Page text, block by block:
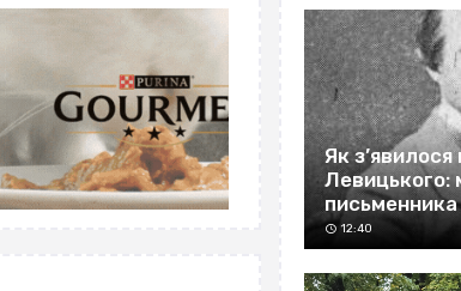
Як
Левицького:
12:40